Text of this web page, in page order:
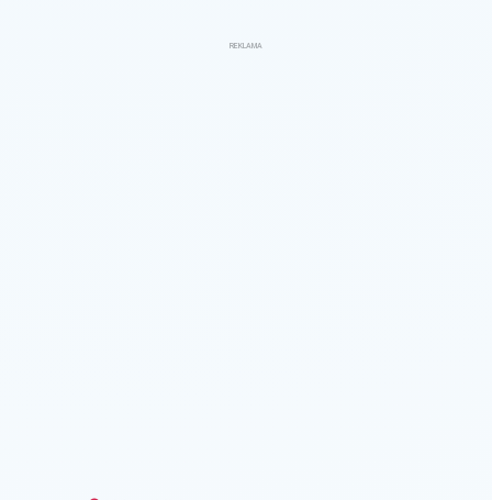
REKLAMA